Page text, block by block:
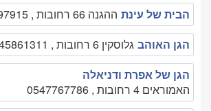
הבית של עינת ההגנה 66 רחובות , 0523897915
הגן האוהב גלוסקין 6 רחובות , 0545861311
הגן של אפרת ודניאלה
האמוראים 4 רחובות , 0547767786